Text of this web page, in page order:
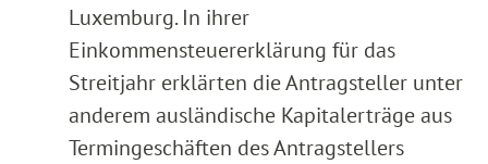
Luxemburg. In ihrer
Einkommensteuererklärung für das
Streitjahr erklärten die Antragsteller unter
anderem ausländische Kapitalerträge aus
Termingeschäften des Antragstellers